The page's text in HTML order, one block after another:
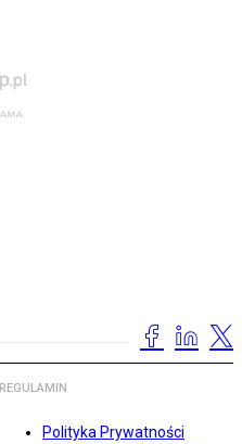
REGULAMIN
Polityka Prywatności